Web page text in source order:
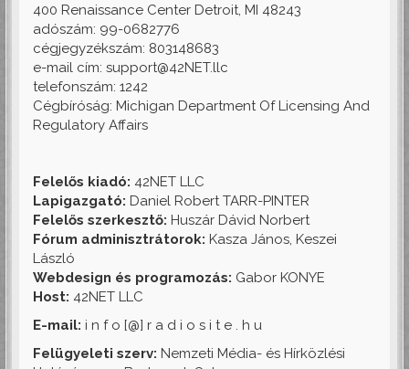
400 Renaissance Center Detroit, MI 48243
adószám: 99-0682776
cégjegyzékszám: 803148683
e-mail cím: support@42NET.llc
telefonszám: 1242
Cégbíróság: Michigan Department Of Licensing And
Regulatory Affairs
Felelős kiadó: 42NET LLC
Lapigazgató: Daniel Robert TARR-PINTER
Felelős szerkesztő: Huszár Dávid Norbert
Fórum adminisztrátorok: Kasza János, Keszei
László
Webdesign és programozás: Gabor KONYE
Host: 42NET LLC
E-mail: i n f o [@] r a d i o s i t e . h u
Felügyeleti szerv: Nemzeti Média- és Hírközlési